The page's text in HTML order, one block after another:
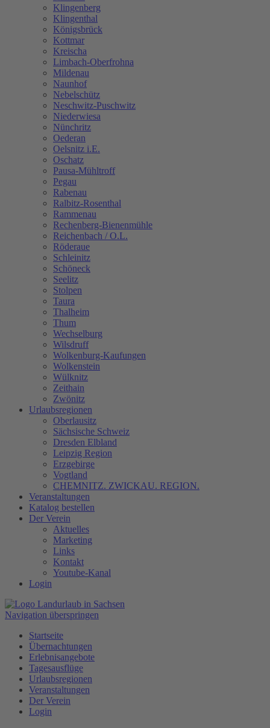
Klingenberg
Klingenthal
Königsbrück
Kottmar
Kreischa
Limbach-Oberfrohna
Mildenau
Naunhof
Nebelschütz
Neschwitz-Puschwitz
Niederwiesa
Nünchritz
Oederan
Oelsnitz i.E.
Oschatz
Pausa-Mühltroff
Pegau
Rabenau
Ralbitz-Rosenthal
Rammenau
Rechenberg-Bienenmühle
Reichenbach / O.L.
Röderaue
Schleinitz
Schöneck
Seelitz
Stolpen
Taura
Thalheim
Thum
Wechselburg
Wilsdruff
Wolkenburg-Kaufungen
Wolkenstein
Wülknitz
Zeithain
Zwönitz
Urlaubsregionen
Oberlausitz
Sächsische Schweiz
Dresden Elbland
Leipzig Region
Erzgebirge
Vogtland
CHEMNITZ. ZWICKAU. REGION.
Veranstaltungen
Katalog bestellen
Der Verein
Aktuelles
Marketing
Links
Kontakt
Youtube-Kanal
Login
Navigation überspringen
Startseite
Übernachtungen
Erlebnisangebote
Tagesausflüge
Urlaubsregionen
Veranstaltungen
Der Verein
Login